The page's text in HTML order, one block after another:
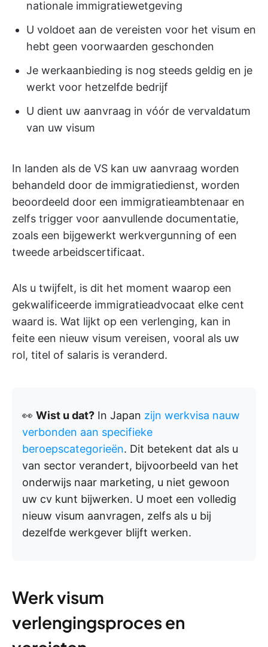
nationale immigratiewetgeving
U voldoet aan de vereisten voor het visum en
hebt geen voorwaarden geschonden
Je werkaanbieding is nog steeds geldig en je
werkt voor hetzelfde bedrijf
U dient uw aanvraag in vóór de vervaldatum
van uw visum
In landen als de VS kan uw aanvraag worden
behandeld door de immigratiedienst, worden
beoordeeld door een immigratieambtenaar en
zelfs trigger voor aanvullende documentatie,
zoals een bijgewerkt werkvergunning of een
tweede arbeidscertificaat.
Als u twijfelt, is dit het moment waarop een
gekwalificeerde immigratieadvocaat elke cent
waard is. Wat lijkt op een verlenging, kan in
feite een nieuw visum vereisen, vooral als uw
rol, titel of salaris is veranderd.
👀 Wist u dat? In Japan zijn werkvisa nauw
verbonden aan specifieke
beroepscategorieën. Dit betekent dat als u
van sector verandert, bijvoorbeeld van het
onderwijs naar marketing, u niet gewoon
uw cv kunt bijwerken. U moet een volledig
nieuw visum aanvragen, zelfs als u bij
dezelfde werkgever blijft werken.
Werk visum
verlengingsproces en